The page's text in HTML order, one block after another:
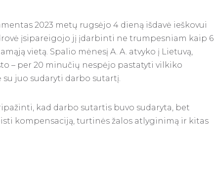
2023 metų rugsėjo 4 dieną išdavė ieškovui
įsipareigojo jį įdarbinti ne trumpesniam kaip 6
vietą. Spalio mėnesį A. A. atvyko į Lietuvą,
– per 20 minučių nespėjo pastatyti vilkiko
juo sudaryti darbo sutartį.
kad darbo sutartis buvo sudaryta, bet
kompensaciją, turtinės žalos atlyginimą ir kitas